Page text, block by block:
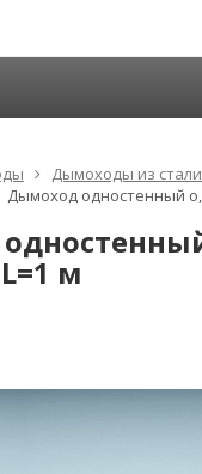
Дымоходы из стали
Дымоход одностенный
м